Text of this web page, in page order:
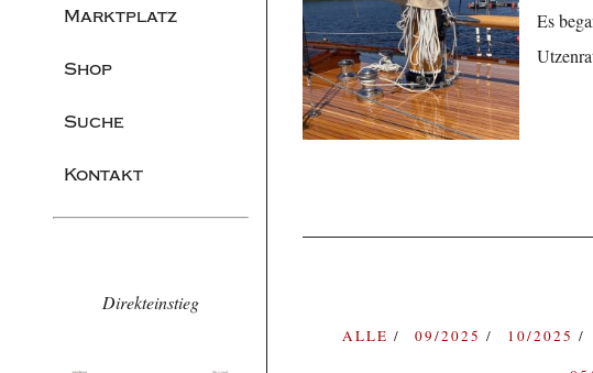
Marktplatz
Shop
Suche
Kontakt
Direkteinstieg
Es
ALLE 09/2025 10/2025